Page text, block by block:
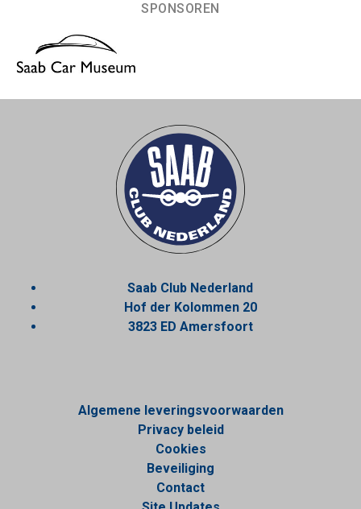
SPONSOREN
Saab Club Nederland
Hof der Kolommen 20
3823 ED Amersfoort
Algemene leveringsvoorwaarden
Privacy beleid
Cookies
Beveiliging
Contact